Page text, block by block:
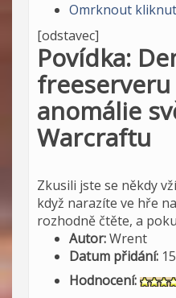
Omrknout
[odstavec]
Povídka:
anomálie
Warcraftu
Zkusili jste se někdy
když narazíte ve hře
rozhodně čtěte, a
Autor:Wrent
Datum přidání:
Hodnocení: